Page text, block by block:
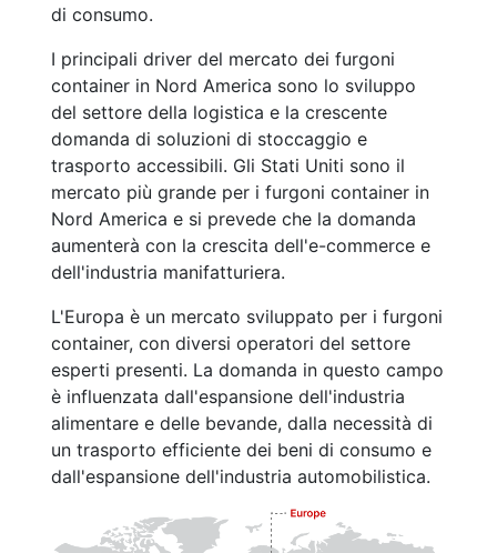
di consumo.
I principali driver del mercato dei furgoni
container in Nord America sono lo sviluppo
del settore della logistica e la crescente
domanda di soluzioni di stoccaggio e
trasporto accessibili. Gli Stati Uniti sono il
mercato più grande per i furgoni container in
Nord America e si prevede che la domanda
aumenterà con la crescita dell'e-commerce e
dell'industria manifatturiera.
L'Europa è un mercato sviluppato per i furgoni
container, con diversi operatori del settore
esperti presenti. La domanda in questo campo
è influenzata dall'espansione dell'industria
alimentare e delle bevande, dalla necessità di
un trasporto efficiente dei beni di consumo e
dall'espansione dell'industria automobilistica.